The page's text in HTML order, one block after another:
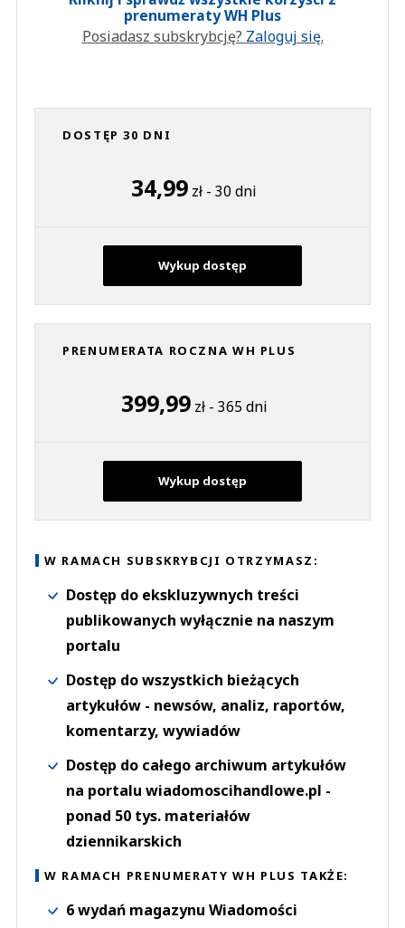
prenumeraty WH Plus
Posiadasz subskrybcję? Zaloguj się.
DOSTĘP 30 DNI
34,99 zł - 30 dni
Wykup dostęp
PRENUMERATA ROCZNA WH PLUS
399,99zł - 365 dni
Wykup dostęp
W RAMACH SUBSKRYBCJI OTRZYMASZ:
Dostęp do ekskluzywnych treści
publikowanych wyłącznie na naszym
portalu
Dostęp do wszystkich bieżących
artykułów - newsów, analiz, raportów,
komentarzy, wywiadów
Dostęp do całego archiwum artykułów
na portalu wiadomoscihandlowe.pl -
ponad 50 tys. materiałów
dziennikarskich
W RAMACH PRENUMERATY WH PLUS TAKŻE:
6 wydań magazynu Wiadomości